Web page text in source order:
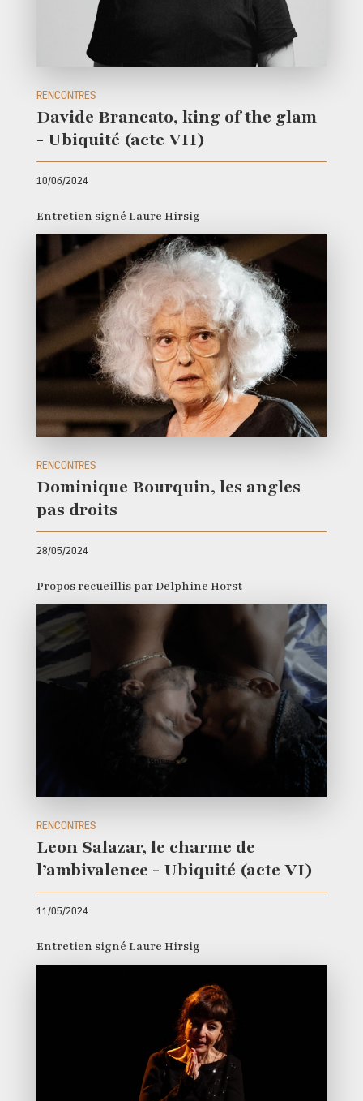
RENCONTRES
Davide Brancato, king of the glam
- Ubiquité (acte VII)
10/06/2024
Entretien signé Laure Hirsig
RENCONTRES
Dominique Bourquin, les angles
pas droits
28/05/2024
Propos recueillis par Delphine Horst
RENCONTRES
Leon Salazar, le charme de
l’ambivalence - Ubiquité (acte VI)
11/05/2024
Entretien signé Laure Hirsig